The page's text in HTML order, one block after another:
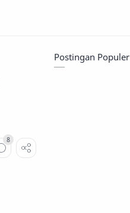
Postingan Populer